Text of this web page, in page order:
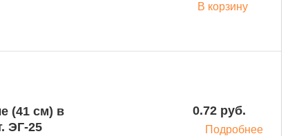
В корзину
(41 см) в
( 2,2 гр., 20 мкм) арт. ЭГ-25
0.72 руб.
Подробнее